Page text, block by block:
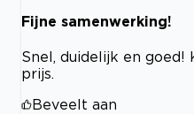
Fijne samenwerking!
Snel, duidelijk en
prijs.
Beveelt aan